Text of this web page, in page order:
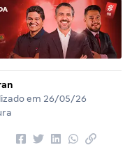
em 26/05/26